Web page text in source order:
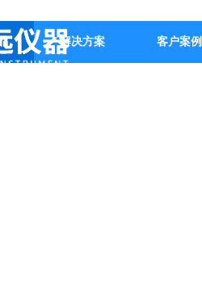
解决方案 客户案例